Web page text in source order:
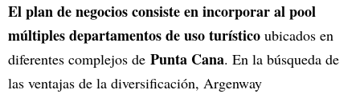
El plan de negocios consiste en incorporar al pool
múltiples departamentos de uso turístico ubicados en
diferentes complejos de Punta Cana. En la búsqueda de
las ventajas de la diversificación, Argenway